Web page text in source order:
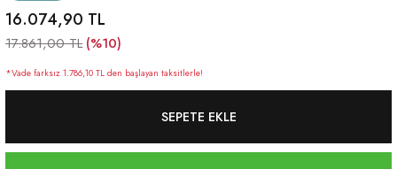
16.074,90 TL
17.861,00 TL (%10)
*Vade farksız 1.786,10 TL den başlayan taksitlerle!
SEPETE EKLE